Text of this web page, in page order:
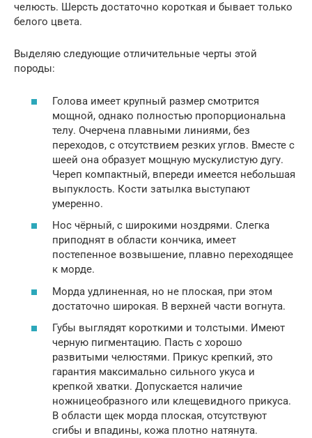
челюсть. Шерсть достаточно короткая и бывает только
белого цвета.
Выделяю следующие отличительные черты этой
породы:
Голова имеет крупный размер смотрится
мощной, однако полностью пропорциональна
телу. Очерчена плавными линиями, без
переходов, с отсутствием резких углов. Вместе с
шеей она образует мощную мускулистую дугу.
Череп компактный, впереди имеется небольшая
выпуклость. Кости затылка выступают
умеренно.
Нос чёрный, с широкими ноздрями. Слегка
приподнят в области кончика, имеет
постепенное возвышение, плавно переходящее
к морде.
Морда удлиненная, но не плоская, при этом
достаточно широкая. В верхней части вогнута.
Губы выглядят короткими и толстыми. Имеют
черную пигментацию. Пасть с хорошо
развитыми челюстями. Прикус крепкий, это
гарантия максимально сильного укуса и
крепкой хватки. Допускается наличие
ножницеобразного или клещевидного прикуса.
В области щек морда плоская, отсутствуют
сгибы и впадины, кожа плотно натянута.